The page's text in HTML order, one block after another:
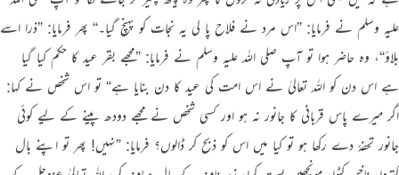
علیہ وسلم نے فرمایا: ”اس مرد نے فلاح پا لی یہ نجات کو پہنچ گیا۔“ پھر فرمایا: ”ذرا اسے
بلاؤ“، وہ حاضر ہوا تو آپ صلی اللہ علیہ وسلم نے فرمایا: ”مجھے بقر عید کا حکم کیا گیا
ہے اس دن کو اللہ تعالیٰ نے اس امت کی عید کا دن بنایا ہے“تو اس شخص نے کہا:
اگر میرے پاس قربانی کا جانور نہ ہو اور کسی شخص نے مجھے دودھ پینے کے لیے کوئی
جانور تحفہً دے رکھا ہو تو کیا میں اس کو ذبح کر ڈالوں؟ فرمایا: ”نہیں! پھر تو اپنے بال